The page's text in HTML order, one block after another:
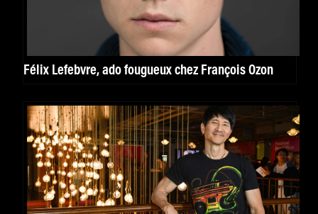
Félix Lefebvre, ado fougueux chez François Ozon